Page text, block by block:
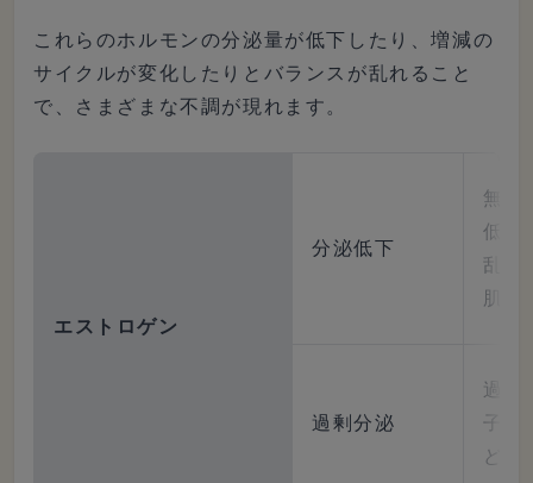
これらのホルモンの分泌量が低下したり、増減の
サイクルが変化したりとバランスが乱れること
で、さまざまな不調が現れます。
エストロゲン
分泌低下
無排
低下
乱れ
肌な
過剰分泌
過多
子宮
ど